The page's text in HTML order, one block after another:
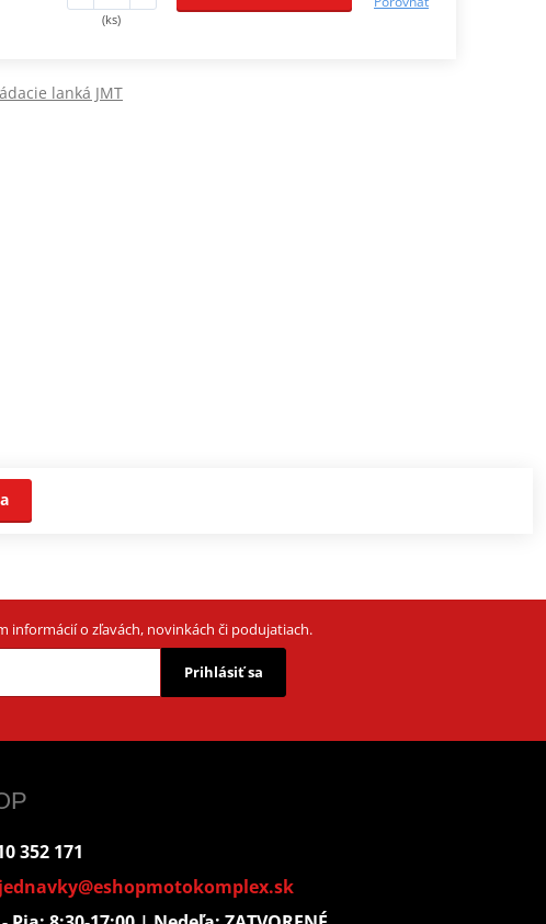
(ks)
lanká JMT
informácií o zľavách, novinkách či podujatiach.
Prihlásiť sa
352 171